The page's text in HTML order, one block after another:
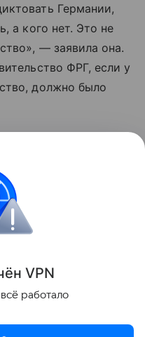
Германии,
а кого нет. Это не
— заявила она.
ФРГ, если у
должно было
Поделиться
ён VPN
работало